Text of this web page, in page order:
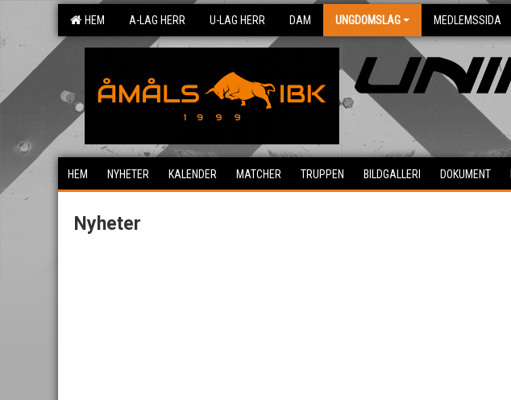
HEM A-LAG HERR U-LAG HERR DAM UNGDOMSLAG MEDLEMSSIDA
HEM NYHETER KALENDER MATCHER TRUPPEN BILDGALLERI DOKUMENT
Nyheter